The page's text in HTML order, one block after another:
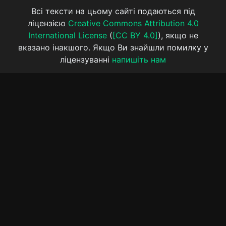
Всі тексти на цьому сайті подаються під
ліцензією Creative Commons Attribution 4.0
International License( [CC BY 4.0] ), якщо не
вказано інакшого. Якщо Ви знайшли помилку у
ліцензуванні напишіть нам